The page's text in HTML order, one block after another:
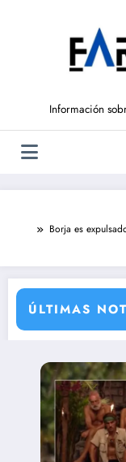
Información
Borja es
ÚLTIMAS
LIBERTAD’ (del 10